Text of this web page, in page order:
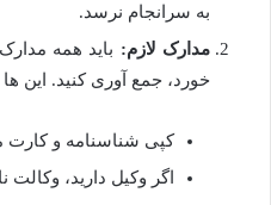
به سرانجام نرسد.
مدارک لازم: باید همه
خورد، جمع آوری کنید. این
کپی شناسنامه و کارت
اگر وکیل دارید، وکالت